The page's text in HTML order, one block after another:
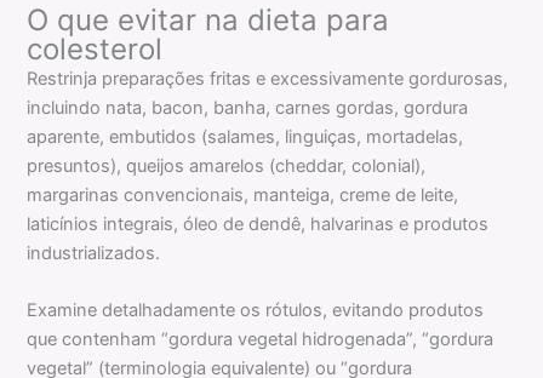
O que evitar na dieta para
colesterol
Restrinja preparações fritas e excessivamente gordurosas,
incluindo nata, bacon, banha, carnes gordas, gordura
aparente, embutidos (salames, linguiças, mortadelas,
presuntos), queijos amarelos (cheddar, colonial),
margarinas convencionais, manteiga, creme de leite,
laticínios integrais, óleo de dendê, halvarinas e produtos
industrializados.
Examine detalhadamente os rótulos, evitando produtos
que contenham “gordura vegetal hidrogenada”, “gordura
vegetal” (terminologia equivalente) ou “gordura